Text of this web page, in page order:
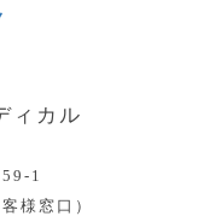
ィカル
1
様窓口）